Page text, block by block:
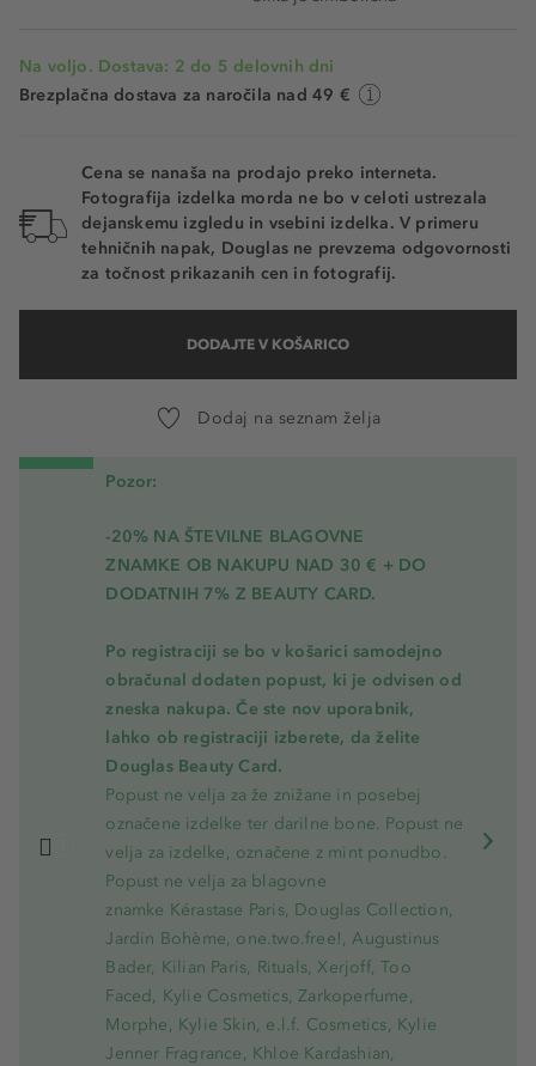
Na voljo. Dostava: 2 do 5 delovnih dni
Brezplačna dostava za naročila nad 49 €
Cena se nanaša na prodajo preko interneta.
Fotografija izdelka morda ne bo v celoti ustrezala
dejanskemu izgledu in vsebini izdelka. V primeru
tehničnih napak, Douglas ne prevzema odgovornosti
za točnost prikazanih cen in fotografij.
DODAJTE V KOŠARICO
Dodaj na seznam želja
Pozor:
-20% NA ŠTEVILNE BLAGOVNE
ZNAMKE OB NAKUPU NAD 30 € + DO
DODATNIH 7% Z BEAUTY CARD.
Po registraciji se bo v košarici samodejno
obračunal dodaten popust, ki je odvisen od
zneska nakupa. Če ste nov uporabnik,
lahko ob registraciji izberete, da želite
Douglas Beauty Card.
Popust ne velja za že znižane in posebej
označene izdelke ter darilne bone. Popust ne
velja za izdelke, označene z mint ponudbo.
Popust ne velja za blagovne
znamke Kérastase Paris, Douglas Collection,
Jardin Bohème, one.two.free!, Augustinus
Bader, Kilian Paris, Rituals, Xerjoff, Too
Faced, Kylie Cosmetics, Zarkoperfume,
Morphe, Kylie Skin, e.l.f. Cosmetics, Kylie
Jenner Fragrance, Khloe Kardashian,